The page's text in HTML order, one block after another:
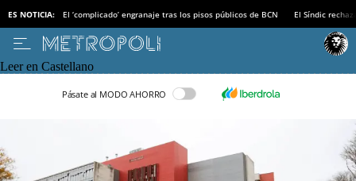
ES NOTICIA: El ‘complicado’ engranaje tras los pisos públicos de BCN El Síndic
Leer en Castellano
Pásate al MODO AHORRO